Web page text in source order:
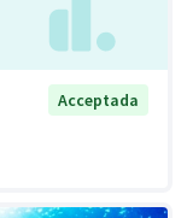
Acceptada